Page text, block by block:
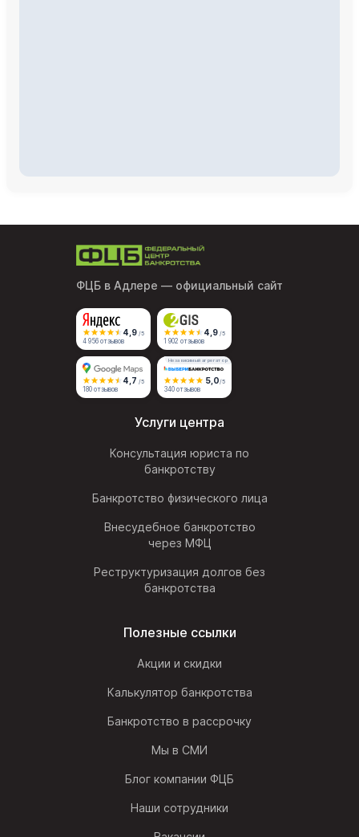
ФЦБ в Адлере — официальный сайт
4,9 /5
4 956 отзывов
4,9 /5
1 902 отзывов
4,7 /5
180 отзывов
Независимый агрегатор
5,0/5
340 отзывов
Услуги центра
Консультация юриста по
банкротству
Банкротство физического лица
Внесудебное банкротство
через МФЦ
Реструктуризация долгов без
банкротства
Полезные ссылки
Акции и скидки
Калькулятор банкротства
Банкротство в рассрочку
Мы в СМИ
Блог компании ФЦБ
Наши сотрудники